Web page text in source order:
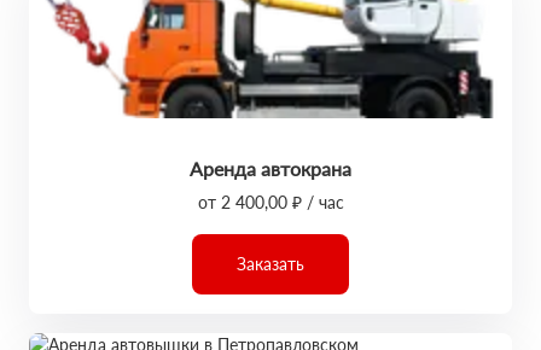
Аренда автокрана
от 2 400,00 ₽ / час
Заказать